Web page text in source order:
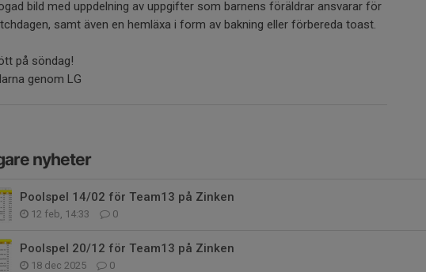
bild med uppdelning av uppgifter som barnens föräldrar ansvarar för
samt även en hemläxa i form av bakning eller förbereda toast.
på söndag!
genom LG
nyheter
Poolspel 14/02 för Team13 på Zinken
12 feb, 14:33 0
Poolspel 20/12 för Team13 på Zinken
18 dec 2025 0